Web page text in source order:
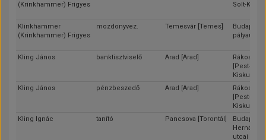
(Krinkhammer) Frigyes
Solt-
Klinkhammer
(Krinkhammer) Frigyes
mozdonyvez. Temesvár [Temes]
Budapest
Kling János banktisztviselő Arad [Arad]
[Pest-
Kiskun]
Kling János
pénzbeszedő Arad [Arad]
[Pest-
Kiskun]
Kling Ignác
tanító Pancsova [Torontál]
Budapest
Hernád
utcai